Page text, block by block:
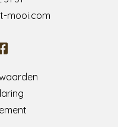
mooi.com